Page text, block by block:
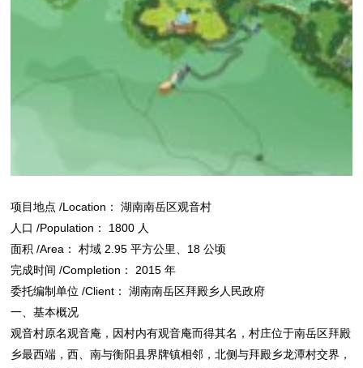
项目地点 /Location： 湖南南岳区观音村
人口 /Population： 1800 人
面积 /Area： 村域 2.95 平方公里、18 公顷
完成时间 /Completion： 2015 年
委托编制单位 /Client： 湖南南岳区拜殿乡人民政府
一、基本概况
观音村原名观音庵，因村内有观音庵而得其名，村庄位于南岳区拜殿
乡最西端，西、南与衡阳县界牌镇相邻，北侧与拜殿乡龙潭村交界，